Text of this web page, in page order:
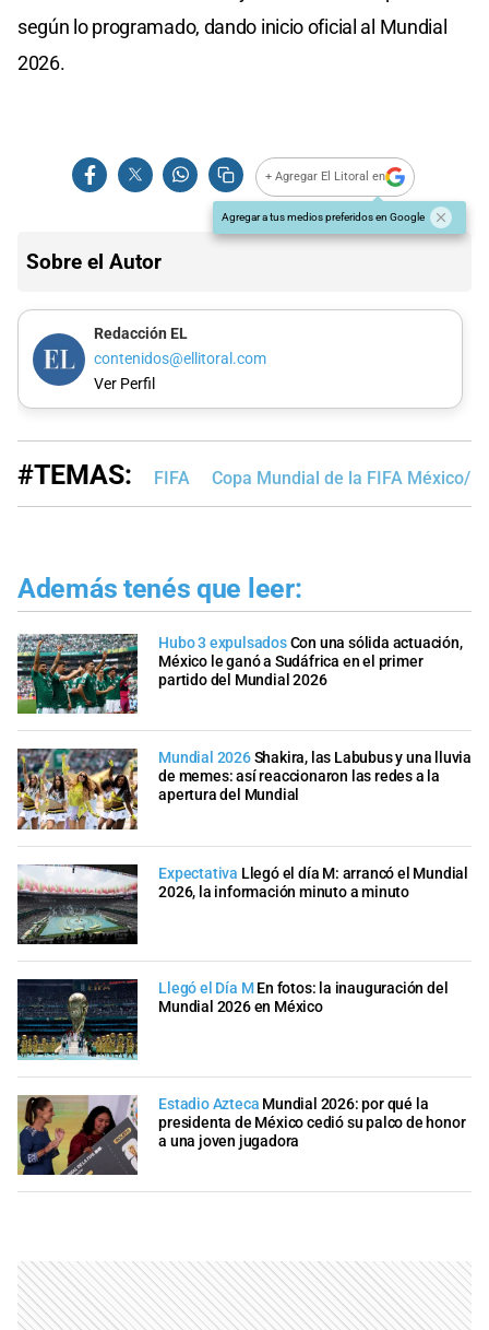
según lo programado, dando inicio oficial al Mundial
2026.
+ Agregar El Litoral en
Agregar a tus medios preferidos en Google
Sobre el Autor
Redacción EL
contenidos@ellitoral.com
Ver Perfil
#TEMAS: FIFA Copa Mundial de la FIFA México/
Además tenés que leer:
Hubo 3 expulsadosCon una sólida actuación,
México le ganó a Sudáfrica en el primer
partido del Mundial 2026
Mundial 2026Shakira, las Labubus y una lluvia
de memes: así reaccionaron las redes a la
apertura del Mundial
Expectativa Llegó el día M: arrancó el Mundial
2026, la información minuto a minuto
Llegó el Día M En fotos: la inauguración del
Mundial 2026 en México
Estadio Azteca Mundial 2026: por qué la
presidenta de México cedió su palco de honor
a una joven jugadora